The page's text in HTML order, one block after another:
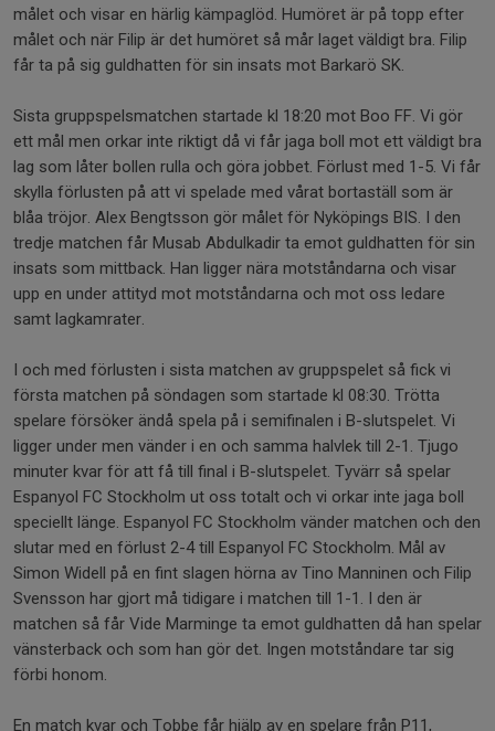
målet och visar en härlig kämpaglöd. Humöret är på topp efter
målet och när Filip är det humöret så mår laget väldigt bra. Filip
får ta på sig guldhatten för sin insats mot Barkarö SK.
Sista gruppspelsmatchen startade kl 18:20 mot Boo FF. Vi gör
ett mål men orkar inte riktigt då vi får jaga boll mot ett väldigt bra
lag som låter bollen rulla och göra jobbet. Förlust med 1-5. Vi får
skylla förlusten på att vi spelade med vårat bortaställ som är
blåa tröjor. Alex Bengtsson gör målet för Nyköpings BIS. I den
tredje matchen får Musab Abdulkadir ta emot guldhatten för sin
insats som mittback. Han ligger nära motståndarna och visar
upp en under attityd mot motståndarna och mot oss ledare
samt lagkamrater.
I och med förlusten i sista matchen av gruppspelet så fick vi
första matchen på söndagen som startade kl 08:30. Trötta
spelare försöker ändå spela på i semifinalen i B-slutspelet. Vi
ligger under men vänder i en och samma halvlek till 2-1. Tjugo
minuter kvar för att få till final i B-slutspelet. Tyvärr så spelar
Espanyol FC Stockholm ut oss totalt och vi orkar inte jaga boll
speciellt länge. Espanyol FC Stockholm vänder matchen och den
slutar med en förlust 2-4 till Espanyol FC Stockholm. Mål av
Simon Widell på en fint slagen hörna av Tino Manninen och Filip
Svensson har gjort må tidigare i matchen till 1-1. I den är
matchen så får Vide Marminge ta emot guldhatten då han spelar
vänsterback och som han gör det. Ingen motståndare tar sig
förbi honom.
En match kvar och Tobbe får hjälp av en spelare från P11,